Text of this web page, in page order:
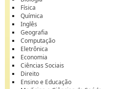
Física
Química
Inglês
Geografia
Computação
Eletrônica
Economia
Ciências Sociais
Direito
Ensino e Educação